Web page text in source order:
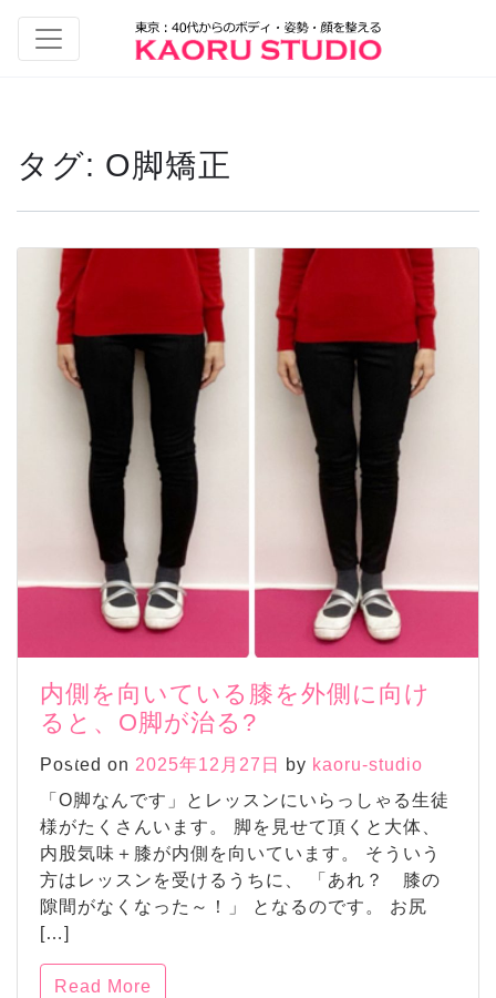
タグ: O脚矯正
内側を向いている膝を外側に向け
ると、O脚が治る?
Posted on 2025年12月27日 by kaoru-studio
「O脚なんです」とレッスンにいらっしゃる生徒
様がたくさんいます。 脚を見せて頂くと大体、
内股気味＋膝が内側を向いています。 そういう
方はレッスンを受けるうちに、 「あれ？ 膝の
隙間がなくなった～！」 となるのです。 お尻
[…]
Read More